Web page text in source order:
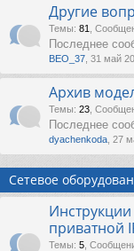
Другие
Темы: 81
Последнее
ВЕО_37 , 31 май
Архив
Темы: 23
Последнее
dyachenkoda , 27
Сетевое
приватной
Темы: 5